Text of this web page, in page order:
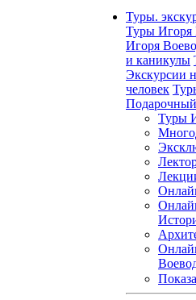
Туры.
Туры Игоря
Игоря
и каникулы
Экскурсии
человек
Туры